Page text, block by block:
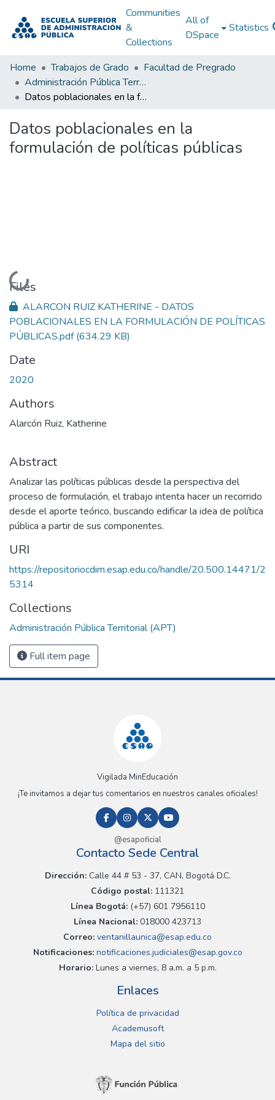
Communities
&
Collections
All of
DSpace
Statistics
Home Trabajos de Grado
Facultad de Pregrado
Administración Pública Territorial (APT)
Datos poblacionales en la formulación de políticas públicas
Datos poblacionales en la
formulación de políticas públicas
Loading...
Files
ALARCON RUIZ KATHERINE - DATOS
POBLACIONALES EN LA FORMULACIÓN DE POLÍTICAS
PÚBLICAS.pdf(634.29 KB)
Date
2020
Authors
Alarcón Ruiz, Katherine
Abstract
Analizar las políticas públicas desde la perspectiva del
proceso de formulación, el trabajo intenta hacer un recorrido
desde el aporte teórico, buscando edificar la idea de política
pública a partir de sus componentes.
URI
https://repositoriocdim.esap.edu.co/handle/20.500.14471/2
5314
Collections
Administración Pública Territorial (APT)
Full item page
Vigilada MinEducación
¡Te invitamos a dejar tus comentarios en nuestros canales oficiales!
@esapoficial
Contacto Sede Central
Dirección:Calle 44 # 53 - 37, CAN, Bogotá D.C.
Código postal: 111321
Línea Bogotá:(+57) 601 7956110
Línea Nacional: 018000 423713
Correo: ventanillaunica@esap.edu.co
Notificaciones:notificaciones.judiciales@esap.gov.co
Horario:Lunes a viernes, 8 a.m. a 5 p.m.
Enlaces
Política de privacidad
Academusoft
Mapa del sitio